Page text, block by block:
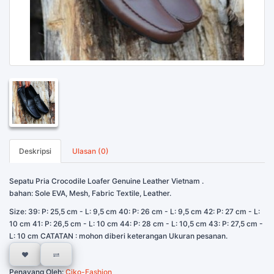
Deskripsi Ulasan (0)
Sepatu Pria Crocodile Loafer Genuine Leather Vietnam .
bahan: Sole EVA, Mesh, Fabric Textile, Leather.
Size: 39: P: 25,5 cm - L: 9,5 cm 40: P: 26 cm - L: 9,5 cm 42: P: 27 cm - L:
10 cm 41: P: 26,5 cm - L: 10 cm 44: P: 28 cm - L: 10,5 cm 43: P: 27,5 cm -
L: 10 cm CATATAN : mohon diberi keterangan Ukuran pesanan.
Penayang Oleh:Ciko-Fashion